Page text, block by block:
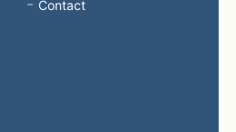
Contact